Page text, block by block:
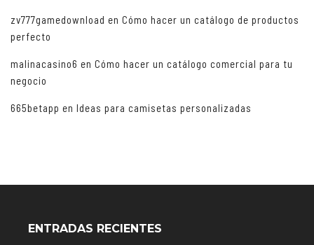
zv777gamedownload en Cómo hacer un catálogo de productos
perfecto
malinacasino6 en Cómo hacer un catálogo comercial para tu
negocio
665betapp en Ideas para camisetas personalizadas
ENTRADAS RECIENTES